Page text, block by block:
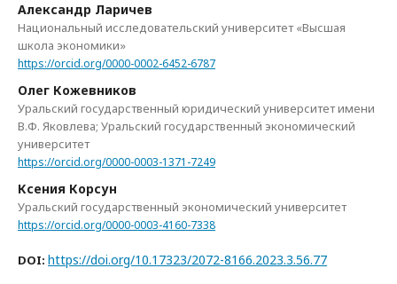
Александр Ларичев
Национальный исследовательский университет «Высшая
школа экономики»
https://orcid.org/0000-0002-6452-6787
Олег Кожевников
Уральский государственный юридический университет имени
В.Ф. Яковлева; Уральский государственный экономический
университет
https://orcid.org/0000-0003-1371-7249
Ксения Корсун
Уральский государственный экономический университет
https://orcid.org/0000-0003-4160-7338
DOI: https://doi.org/10.17323/2072-8166.2023.3.56.77